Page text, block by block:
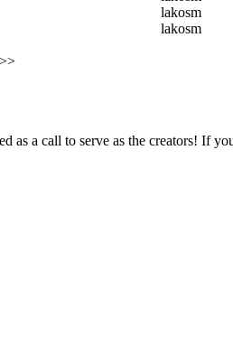
lakosm
lakosm
as a call to serve as the creators! If